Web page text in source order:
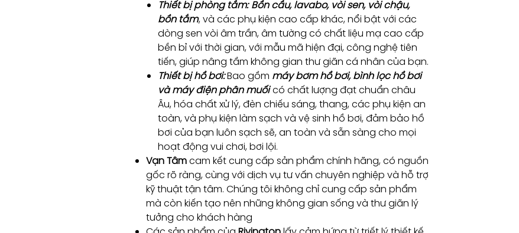
Thiết bị phòng tắm: Bồn cầu, lavabo, vòi sen, vòi chậu,
bồn tắm, và các phụ kiện cao cấp khác, nổi bật với các
dòng sen vòi âm trần, âm tường có chất liệu mạ cao cấp
bền bỉ với thời gian, với mẫu mã hiện đại, công nghệ tiên
tiến, giúp nâng tầm không gian thư giãn cá nhân của bạn.
Thiết bị hồ bơi:Bao gồm máy bơm hồ bơi, bình lọc hồ bơi
và máy điện phân muốicó chất lượng đạt chuẩn châu
Âu, hóa chất xử lý, đèn chiếu sáng, thang, các phụ kiện an
toàn, và phụ kiện làm sạch và vệ sinh hồ bơi, đảm bảo hồ
bơi của bạn luôn sạch sẽ, an toàn và sẵn sàng cho mọi
hoạt động vui chơi, bơi lội.
Vạn Tâmcam kết cung cấp sản phẩm chính hãng, có nguồn
gốc rõ ràng, cùng với dịch vụ tư vấn chuyên nghiệp và hỗ trợ
kỹ thuật tận tâm. Chúng tôi không chỉ cung cấp sản phẩm
mà còn kiến tạo nên những không gian sống và thư giãn lý
tưởng cho khách hàng